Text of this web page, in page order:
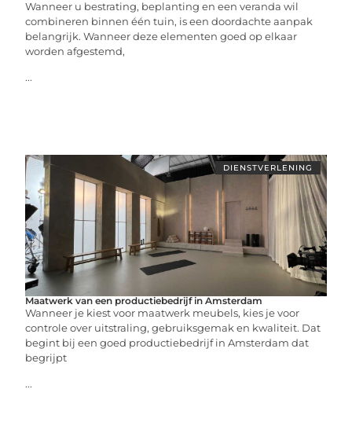
Wanneer u bestrating, beplanting en een veranda wil
combineren binnen één tuin, is een doordachte aanpak
belangrijk. Wanneer deze elementen goed op elkaar
worden afgestemd,
...
DIENSTVERLENING
Maatwerk van een productiebedrijf in Amsterdam
Wanneer je kiest voor maatwerk meubels, kies je voor
controle over uitstraling, gebruiksgemak en kwaliteit. Dat
begint bij een goed productiebedrijf in Amsterdam dat
begrijpt
...